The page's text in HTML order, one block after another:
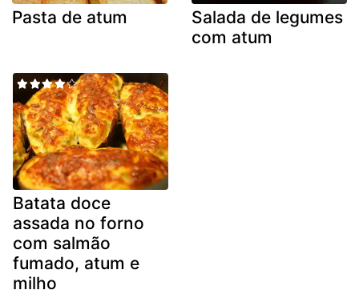
Pasta de atum
Salada de legumes
com atum
Batata doce
assada no forno
com salmão
fumado, atum e
milho